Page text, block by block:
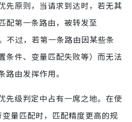
先原则，当请求到达时，若无其
配第一条路由，被转发至
过，若第一条路由因某些条
条件、变量匹配失败等）而无法
路由发挥作用。
先级判定中占有一席之地。在使
量匹配时，匹配精度更高的规